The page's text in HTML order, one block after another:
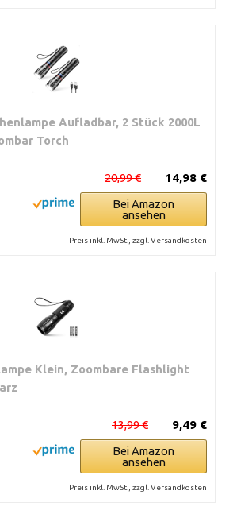
Aufladbar, 2 Stück 2000L
Torch
14,98 €
20,99 €
Bei Amazon
ansehen
Preis inkl. MwSt., zzgl. Versandkosten
Klein, Zoombare Flashlight
9,49 €
13,99 €
Bei Amazon
ansehen
Preis inkl. MwSt., zzgl. Versandkosten